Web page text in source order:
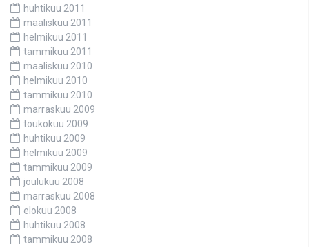
huhtikuu 2011
maaliskuu 2011
helmikuu 2011
tammikuu 2011
maaliskuu 2010
helmikuu 2010
tammikuu 2010
marraskuu 2009
toukokuu 2009
huhtikuu 2009
helmikuu 2009
tammikuu 2009
joulukuu 2008
marraskuu 2008
elokuu 2008
huhtikuu 2008
tammikuu 2008